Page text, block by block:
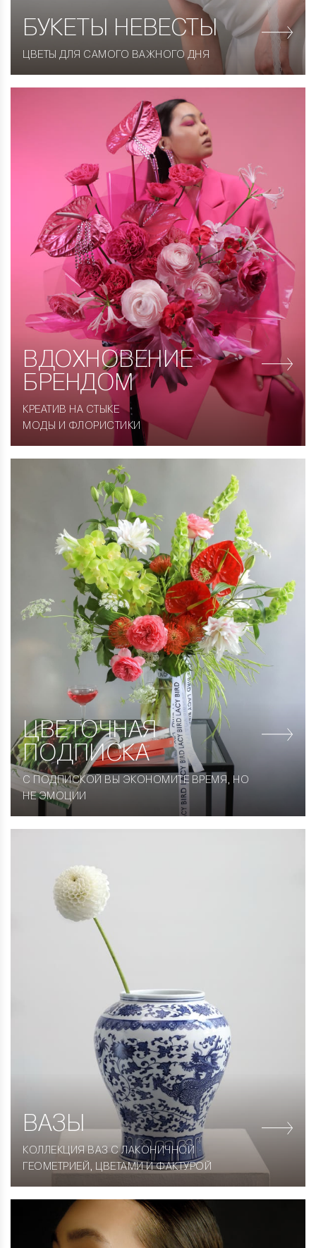
БУКЕТЫ НЕВЕСТЫ
ЦВЕТЫ ДЛЯ САМОГО ВАЖНОГО ДНЯ
ВДОХНОВЕНИЕ
БРЕНДОМ
КРЕАТИВ НА СТЫКЕ
МОДЫ И ФЛОРИСТИКИ
ЦВЕТОЧНАЯ
ПОДПИСКА
С ПОДПИСКОЙ ВЫ ЭКОНОМИТЕ ВРЕМЯ, НО
НЕ ЭМОЦИИ
ВАЗЫ
КОЛЛЕКЦИЯ ВАЗ С ЛАКОНИЧНОЙ
ГЕОМЕТРИЕЙ, ЦВЕТАМИ И ФАКТУРОЙ